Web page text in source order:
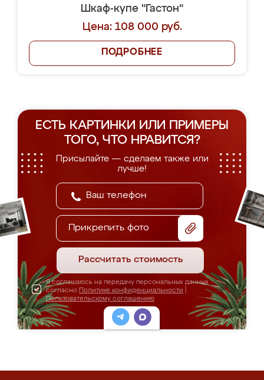
Шкаф-купе "Гастон"
Цена: 108 000 руб.
ПОДРОБНЕЕ
ЕСТЬ КАРТИНКИ ИЛИ ПРИМЕРЫ
ТОГО, ЧТО НРАВИТСЯ?
Присылайте — сделаем также или
лучше!
Прикрепить фото
Рассчитать стоимость
Я соглашаюсь на передачу персональных данных
согласно Политике конфиденциальности
Пользовательскому соглашению